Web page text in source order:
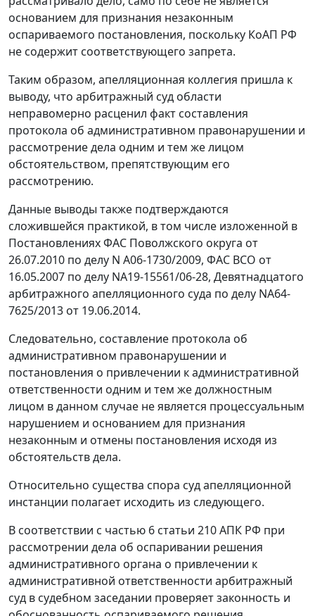
основанием для признания незаконным
оспариваемого постановления, поскольку КоАП РФ
не содержит соответствующего запрета.
Таким образом, апелляционная коллегия пришла к
выводу, что арбитражный суд области
неправомерно расценил факт составления
протокола об административном правонарушении и
рассмотрение дела одним и тем же лицом
обстоятельством, препятствующим его
рассмотрению.
Данные выводы также подтверждаются
сложившейся практикой, в том числе изложенной в
ПостановленияхФАС Поволжского округа от
26.07.2010 по делу N А06-1730/2009, ФАС ВСО от
16.05.2007 по делу NА19-15561/06-28, Девятнадцатого
арбитражного апелляционного суда по делу NА64-
7625/2013 от 19.06.2014.
Следовательно, составление протокола об
административном правонарушении и
постановления о привлечении к административной
ответственности одним и тем же должностным
лицом в данном случае не является процессуальным
нарушением и основанием для признания
незаконным и отмены постановления исходя из
обстоятельств дела.
Относительно существа спора суд апелляционной
инстанции полагает исходить из следующего.
В соответствии с частью 6 статьи 210АПК РФ при
рассмотрении дела об оспаривании решения
административного органа о привлечении к
административной ответственности арбитражный
суд в судебном заседании проверяет законность и